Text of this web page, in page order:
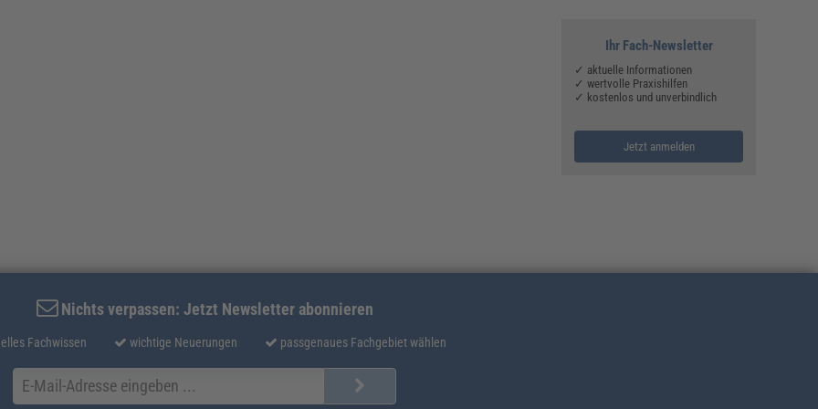
Ihr Fach-Newsletter
✓ aktuelle Informationen
✓ wertvolle Praxishilfen
✓ kostenlos und unverbindlich
Jetzt anmelden
Nichts verpassen: Jetzt Newsletter abonnieren
Fachwissen wichtige Neuerungen passgenaues Fachgebiet wählen